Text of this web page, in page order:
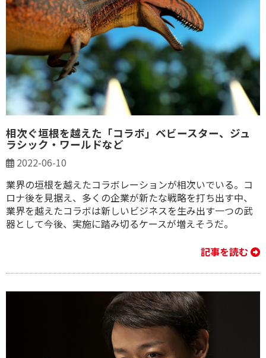
相次ぐ垣根を越えた「コラボ」ベビースター、ジュ
ラシック・ワールドなど
2022-06-10
業界の垣根を越えたコラボレーションが相次いでいる。コ
ロナ後を見据え、多くの企業が新たな戦略を打ち出す中、
業界を越えたコラボは新しいビジネスを生み出す一つの武
器として今後、実施に踏み切るケースが増えそうだ。
記事を読む